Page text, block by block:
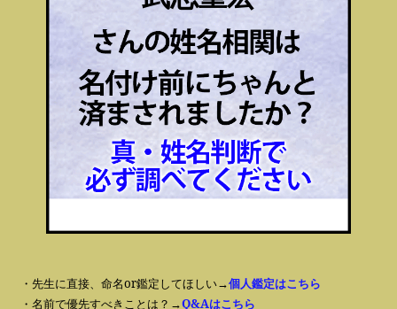
・先生に直接、命名or鑑定してほしい→個人鑑定はこちら
・名前で優先すべきことは？→Q&Aはこちら